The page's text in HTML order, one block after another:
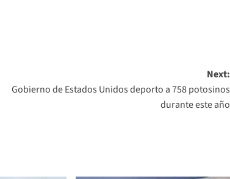
Next:
Gobierno de Estados Unidos deporto a 758 potosinos
durante este año